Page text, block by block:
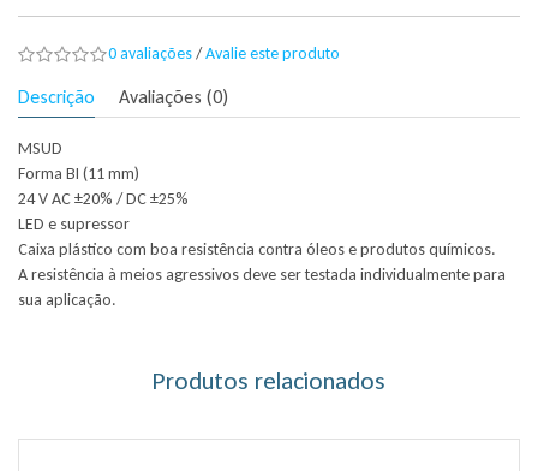
0 avaliações/Avalie este produto
Descrição Avaliações (0)
MSUD
Forma BI (11 mm)
24 V AC ±20% / DC ±25%
LED e supressor
Caixa plástico com boa resistência contra óleos e produtos químicos.
A resistência à meios agressivos deve ser testada individualmente para
sua aplicação.
Produtos relacionados